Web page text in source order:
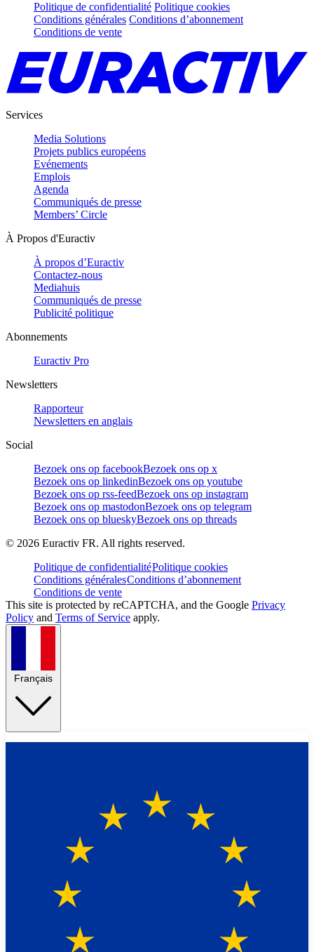
Politique de confidentialité Politique cookies
Conditions générales Conditions d’abonnement
Conditions de vente
Services
Media Solutions
Projets publics européens
Evénements
Emplois
Agenda
Communiqués de presse
Members’ Circle
À Propos d'Euractiv
À propos d’Euractiv
Contactez-nous
Mediahuis
Communiqués de presse
Publicité politique
Abonnements
Euractiv Pro
Newsletters
Rapporteur
Newsletters en anglais
Social
Bezoek ons op facebookBezoek ons op x
Bezoek ons op linkedinBezoek ons op youtube
Bezoek ons op rss-feedBezoek ons op instagram
Bezoek ons op mastodonBezoek ons op telegram
Bezoek ons op blueskyBezoek ons op threads
© 2026 Euractiv FR. All rights reserved.
Politique de confidentialitéPolitique cookies
Conditions généralesConditions d’abonnement
Conditions de vente
This site is protected by reCAPTCHA, and the Google Privacy
Policy and Terms of Service apply.
Français